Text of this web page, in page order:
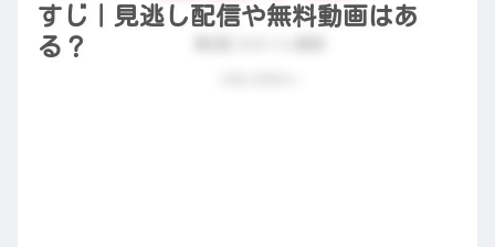
すじ｜見逃し配信や無料動画はあ
る？